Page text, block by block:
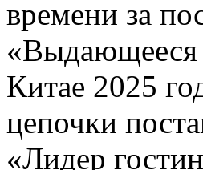
времени за
«Выдающееся
Китае 2025
цепочки
«Лидер